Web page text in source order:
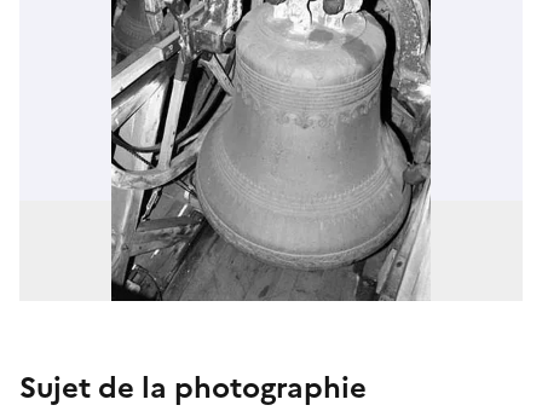
Sujet de la photographie